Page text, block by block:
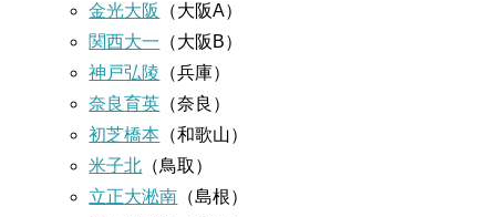
金光大阪
（大阪A）
関西大一 （大阪B）
神戸弘陵 （兵庫）
奈良育英 （奈良）
初芝橋本 （和歌山）
米子北 （鳥取）
立正大淞南 （島根）